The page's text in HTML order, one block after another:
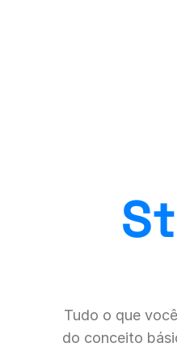
Tudo o que
do conceito